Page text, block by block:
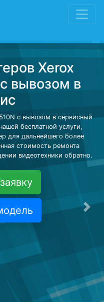
Xerox
вывозом в
с вывозом в сервисный
бесплатной услуги,
для дальнейшего более
стоимость ремонта
видеотехники обратно.